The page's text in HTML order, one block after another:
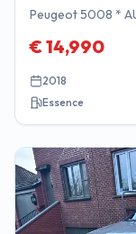
Peugeot 5008 *
€14,990
2018
Essence